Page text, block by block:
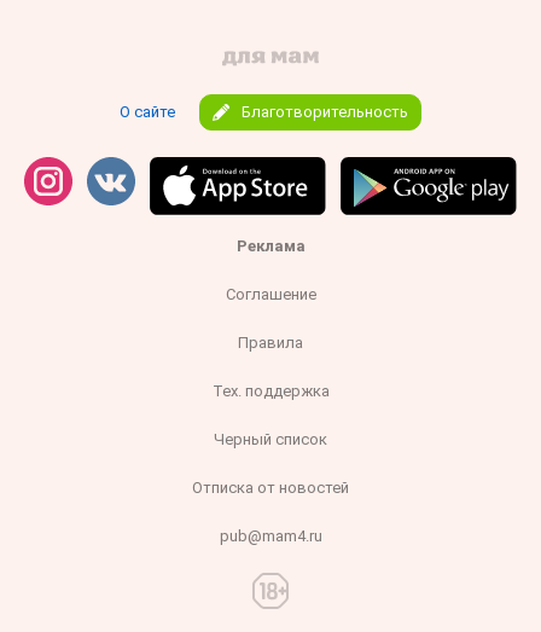
О сайте Благотворительность
Реклама
Соглашение
Правила
Тех. поддержка
Черный список
Отписка от новостей
pub@mam4.ru